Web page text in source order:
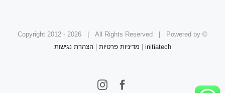
© Copyright 2012 -
2026 | All Rights Reserved | Powered by
initiatech
מדיניות פרטיות |הצהרת נגישות
Facebook
Instagram